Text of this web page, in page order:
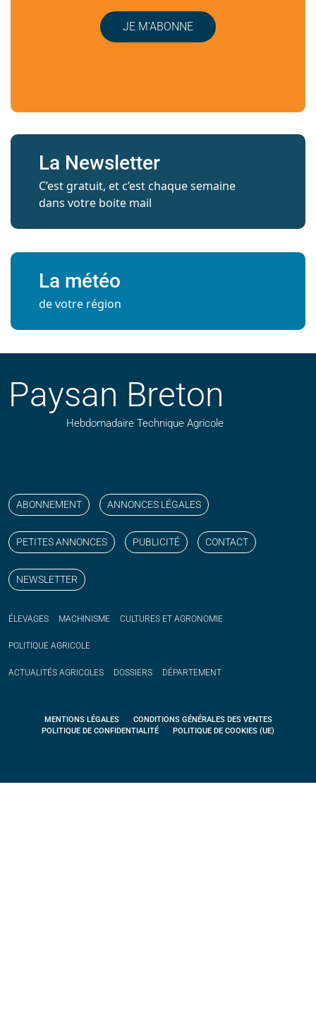
JE M’ABONNE
La Newsletter
C’est gratuit, et c’est chaque semaine
dans votre boite mail
La météo
de votre région
Paysan Breton
Hebdomadaire Technique Agricole
ABONNEMENT ANNONCES LÉGALES
PETITES ANNONCES PUBLICITÉ CONTACT
NEWSLETTER
ÉLEVAGES MACHINISME CULTURES ET AGRONOMIE
POLITIQUE AGRICOLE
ACTUALITÉS AGRICOLES DOSSIERS DÉPARTEMENT
MENTIONS LÉGALES
CONDITIONS GÉNÉRALES DES VENTES
POLITIQUE DE CONFIDENTIALITÉ
POLITIQUE DE COOKIES (UE)